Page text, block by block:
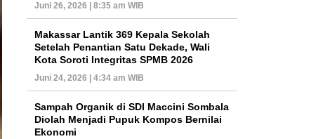
Juni 26, 2026 | 8:35 am WIB
Makassar Lantik 369 Kepala Sekolah
Setelah Penantian Satu Dekade, Wali
Kota Soroti Integritas SPMB 2026
Juni 24, 2026 | 4:34 am WIB
Sampah Organik di SDI Maccini Sombala
Diolah Menjadi Pupuk Kompos Bernilai
Ekonomi